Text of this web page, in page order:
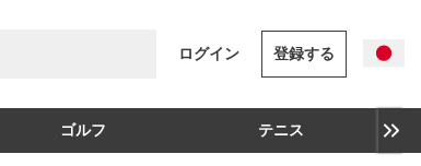
ログイン 登録する
ゴルフ テニス